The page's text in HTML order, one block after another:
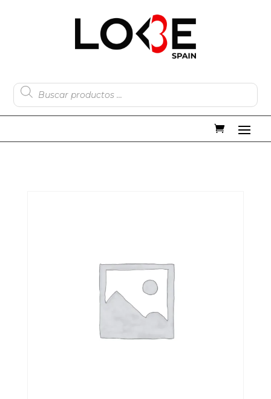
de
productos